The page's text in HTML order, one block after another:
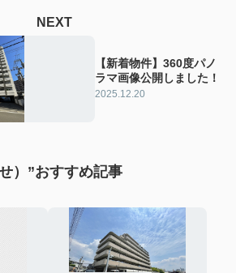
NEXT
【新着物件】360度パノ
ラマ画像公開しました！
2025.12.20
）”おすすめ記事